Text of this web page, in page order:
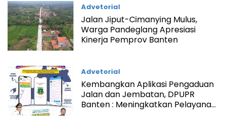
Advetorial
Jalan Jiput-Cimanying Mulus,
Warga Pandeglang Apresiasi
Kinerja Pemprov Banten
Advetorial
Kembangkan Aplikasi Pengaduan
Jalan dan Jembatan, DPUPR
Banten : Meningkatkan Pelayanan